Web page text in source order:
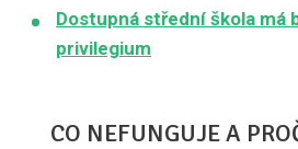
Dostupná střední škola má
privilegium
CO NEFUNGUJE A